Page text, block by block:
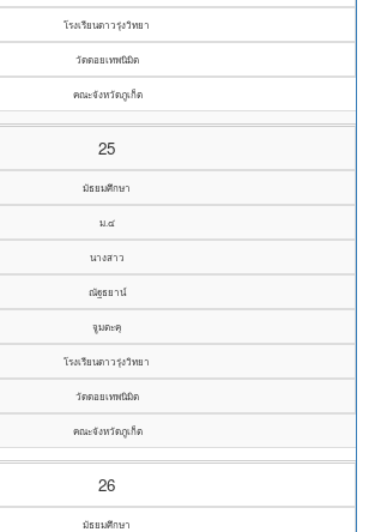
โรงเรียนดาวรุ่งวิทยา
วัดดอยเทพนิมิต
คณะจังหวัดภูเก็ต
25
มัธยมศึกษา
ม.๔
นางสาว
ณัฐธยาน์
จูมตะคุ
โรงเรียนดาวรุ่งวิทยา
วัดดอยเทพนิมิต
คณะจังหวัดภูเก็ต
26
มัธยมศึกษา